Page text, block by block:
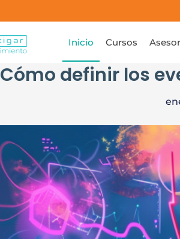
Inicio Cursos
Cómo definir los